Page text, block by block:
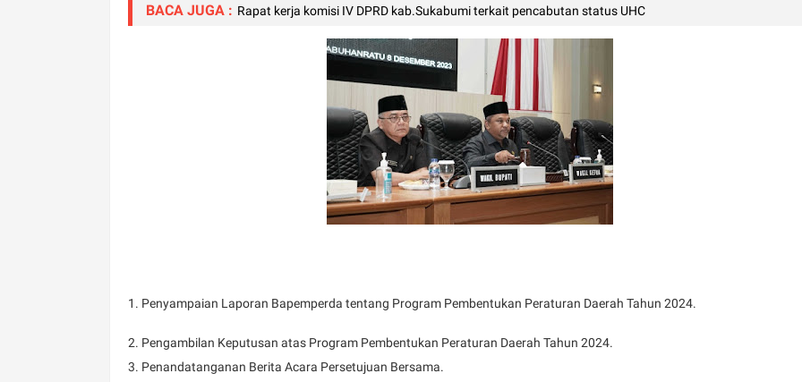
BACA JUGA : Rapat kerja komisi IV DPRD kab.Sukabumi terkait pencabutan status UHC
1. Penyampaian Laporan Bapemperda tentang Program Pembentukan Peraturan Daerah Tahun 2024.
2. Pengambilan Keputusan atas Program Pembentukan Peraturan Daerah Tahun 2024.
3. Penandatanganan Berita Acara Persetujuan Bersama.